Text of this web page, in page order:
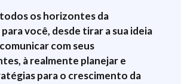
os horizontes da
você, desde tirar a sua ideia
com seus
à realmente planejar e
para o crescimento da